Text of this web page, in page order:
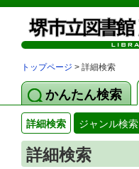
トップページ > 詳細検索
かんたん検索
詳細検索 ジャンル検索
詳細検索